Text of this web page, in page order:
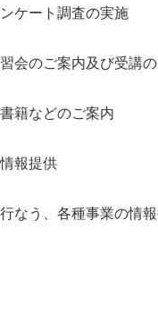
ケート調査の実施
会のご案内及び受講
籍などのご案内
報提供
なう、各種事業の情